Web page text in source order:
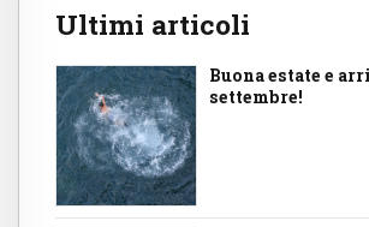
Ultimi articoli
Buona estate e
settembre!